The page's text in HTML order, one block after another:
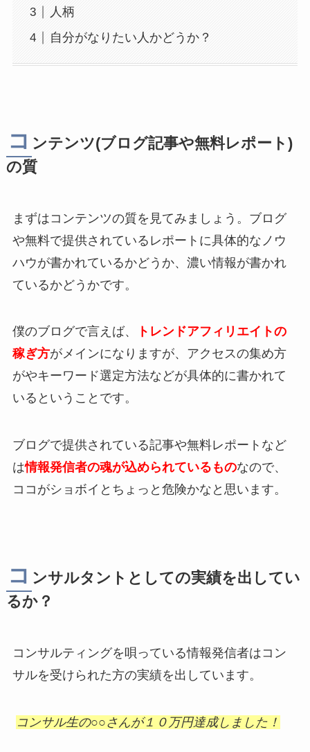
人柄
自分がなりたい人かどうか？
コ ンテンツ(ブログ記事や無料レポート)
の質
まずはコンテンツの質を見てみましょう。ブログ
や無料で提供されているレポートに具体的なノウ
ハウが書かれているかどうか、濃い情報が書かれ
ているかどうかです。
僕のブログで言えば、
トレンドアフィリエイトの
稼ぎ方がメインになりますが、アクセスの集め方
がやキーワード選定方法などが具体的に書かれて
いるということです。
ブログで提供されている記事や無料レポートなど
は情報発信者の魂が込められているものなので、
ココがショボイとちょっと危険かなと思います。
コ ンサルタントとしての実績を出してい
るか？
コンサルティングを唄っている情報発信者はコン
サルを受けられた方の実績を出しています。
コンサル生の○○さんが１０万円達成しました！